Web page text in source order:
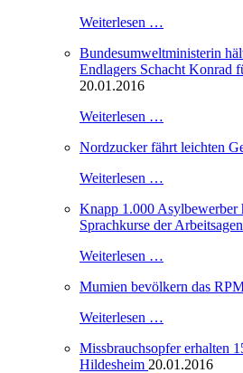
Weiterlesen …
Bundesumweltministerin
Endlagers Schacht Konrad
20.01.2016
Weiterlesen …
Nordzucker fährt leichten
Weiterlesen …
Knapp 1.000 Asylbewerber
Sprachkurse der
Weiterlesen …
Mumien bevölkern das
Weiterlesen …
Missbrauchsopfer erhalten
Hildesheim 20.01.2016